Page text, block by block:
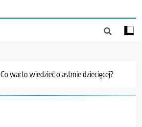
Co warto wiedzieć o astmie dziecięcej?